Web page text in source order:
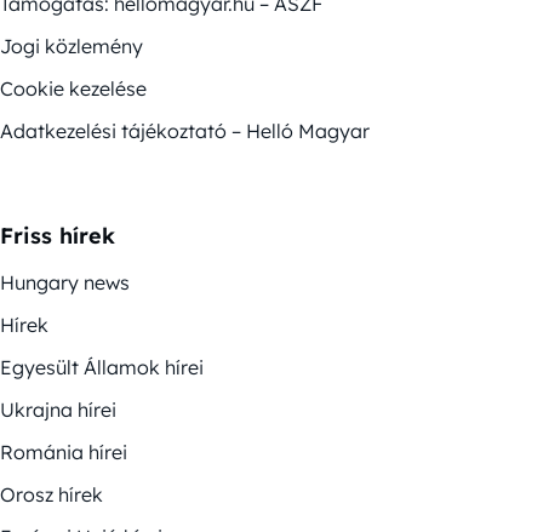
Jogi közlemény
Cookie kezelése
Adatkezelési tájékoztató – Helló Magyar
Friss hírek
Hungary news
Hírek
Egyesült Államok hírei
Ukrajna hírei
Románia hírei
Orosz hírek